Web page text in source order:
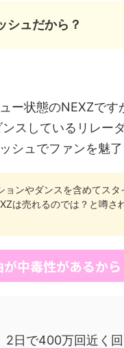
シュだから？
ー状態のNEXZです
スしているリレー
シュでファンを魅了
ョンやダンスを含めてスタ
は売れるのでは？と噂さ
中毒性があるから
2日で400万回近く